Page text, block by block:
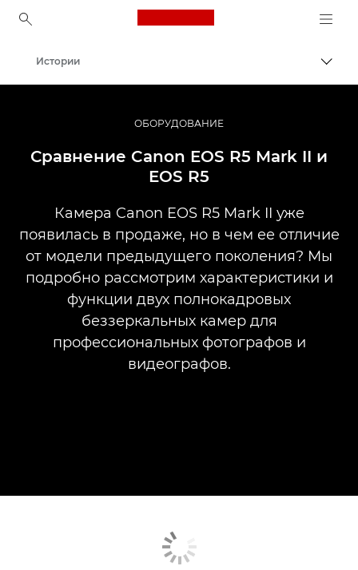
Canon Logo, back to
Профессиональная фото- и видеосъемка
Истории
ОБОРУДОВАНИЕ
Сравнение Canon EOS R5 Mark II и
EOS R5
Камера Canon EOS R5 Mark II уже
появилась в продаже, но в чем ее отличие
от модели предыдущего поколения? Мы
подробно рассмотрим характеристики и
функции двух полнокадровых
беззеркальных камер для
профессиональных фотографов и
видеографов.